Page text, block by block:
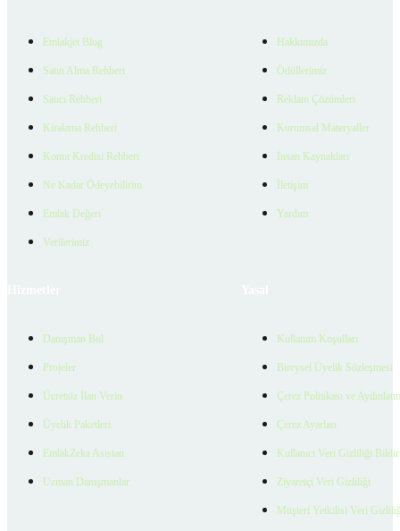
Emlakjet Blog
Satın Alma Rehberi
Satıcı Rehberi
Kiralama Rehberi
Konut Kredisi Rehberi
Ne Kadar Ödeyebilirim
Emlak Değeri
Verilerimiz
Hakkımızda
Ödüllerimiz
Reklam Çözümleri
Kurumsal Materyaller
İnsan Kaynakları
İletişim
Yardım
Danışman Bul
Projeler
Ücretsiz İlan Verin
Üyelik Paketleri
EmlakZeka Asistan
Uzman Danışmanlar
Kullanım Koşulları
Bireysel Üyelik Sözleşmesi
Çerez Politikası ve
Çerez Ayarları
Kullanıcı Veri Gizliliği
Ziyaretçi Veri Gizliliği
Müşteri Yetkilisi Veri